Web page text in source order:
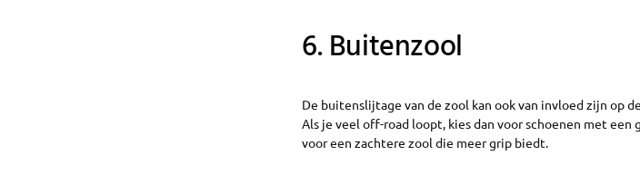
6. Buitenzool
De buitenslijtage van de zool kan ook van invloed zijn op
Als je veel off-road loopt, kies dan voor schoenen met een
voor een zachtere zool die meer grip biedt.